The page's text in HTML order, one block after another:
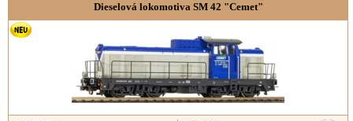
Dieselová lokomotiva SM 42 "Cemet"